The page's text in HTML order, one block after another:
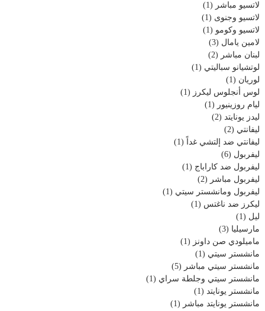
لاتسيو مباشر (1)
لاتسيو وجنوى (1)
لاتسيو وكومو (1)
لامين يامال (3)
لبنان مباشر (2)
لوتشيانو سباليتي (1)
لوريان (1)
لوس أنجلوس ليكرز (1)
ليام روزينيور (1)
ليدز يونايتد (2)
ليفانتي (2)
ليفانتي ضد إلتشي غداً (1)
ليفربول (6)
ليفربول ضد كاراباج (1)
ليفربول مباشر (2)
ليفربول ومانشستر سيتي (1)
ليكرز ضد ناغتس (1)
ليل (1)
مارسيليا (3)
ماميلودي صن داونز (1)
مانشستر سيتي (1)
مانشستر سيتي مباشر (5)
مانشستر سيتي وجلطة سراي (1)
مانشستر يونايتد (1)
مانشستر يونايتد مباشر (1)